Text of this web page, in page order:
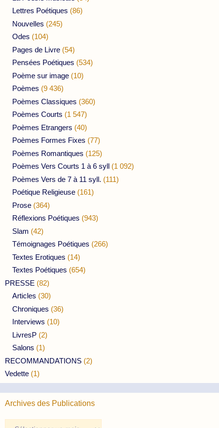
Lettres Poétiques (86)
Nouvelles (245)
Odes (104)
Pages de Livre (54)
Pensées Poétiques (534)
Poème sur image (10)
Poèmes (9 436)
Poèmes Classiques (360)
Poèmes Courts (1 547)
Poèmes Etrangers (40)
Poèmes Formes Fixes (77)
Poèmes Romantiques (125)
Poèmes Vers Courts 1 à 6 syll (1 092)
Poèmes Vers de 7 à 11 syll. (111)
Poétique Religieuse (161)
Prose (364)
Réflexions Poétiques (943)
Slam (42)
Témoignages Poétiques (266)
Textes Erotiques (14)
Textes Poétiques (654)
PRESSE (82)
Articles (30)
Chroniques (36)
Interviews (10)
LivresP (2)
Salons (1)
RECOMMANDATIONS (2)
Vedette (1)
Archives des Publications